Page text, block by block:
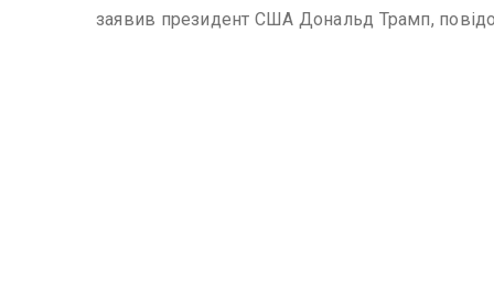
заявив президент США Дональд Трамп,